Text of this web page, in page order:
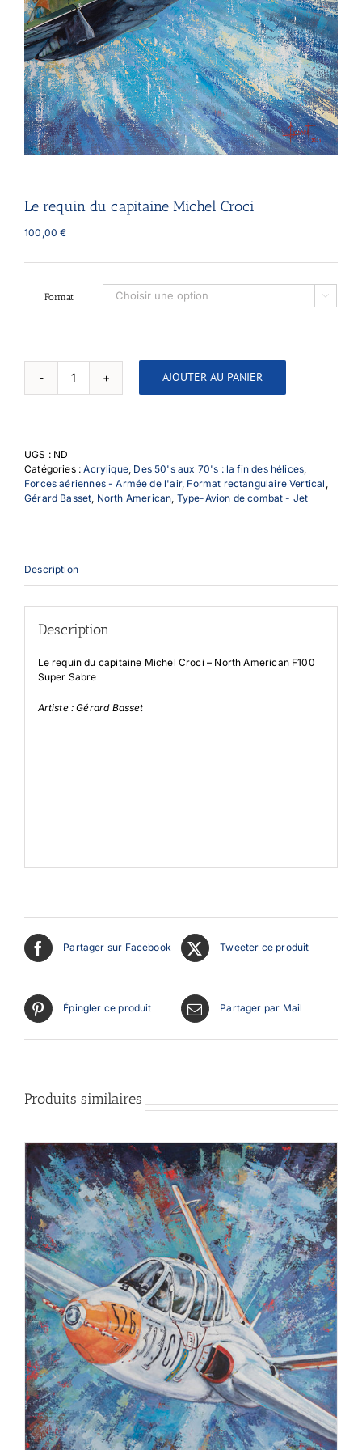
Le requin du capitaine Michel Croci
100,00€
Format 
quantité
de
Michel
Croci
AJOUTER AU PANIER
UGS : ND
Catégories :Acrylique, Des 50's aux 70's : la fin des hélices
Forces aériennes - Armée de l'air, Format rectangulaire Vertical
Gérard Basset North American Type-Avion de combat - Jet
Description
Description
Le requin du capitaine Michel Croci – North American F100
Super Sabre
Artiste : Gérard Basset
Partager sur Facebook Tweeter ce produit
Épingler ce produit Partager par Mail
Produits similaires